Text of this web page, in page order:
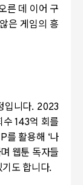
른 데 이어 구
은 게임의 흥
입니다. 2023
수143억 회를
를 활용해 ‘나
웹툰 독자들
도 합니다.